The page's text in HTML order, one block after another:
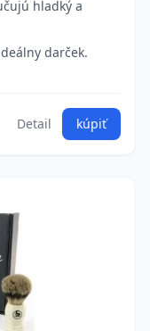
hladký a
darček.
Detail kúpiť